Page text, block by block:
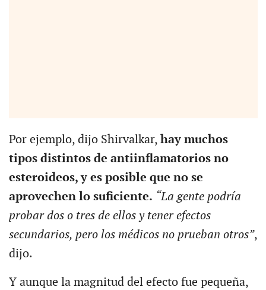
Por ejemplo, dijo Shirvalkar, hay muchos
tipos distintos de antiinflamatorios no
esteroideos, y es posible que no se
aprovechen lo suficiente. “La gente podría
probar dos o tres de ellos y tener efectos
secundarios, pero los médicos no prueban otros”,
dijo.
Y aunque la magnitud del efecto fue pequeña,